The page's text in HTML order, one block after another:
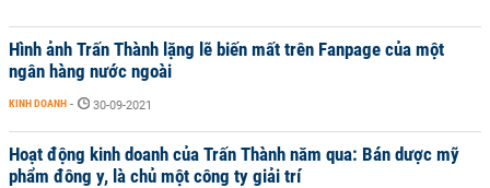
Hình ảnh Trấn Thành lặng lẽ biến mất trên Fanpage của một
ngân hàng nước ngoài
KINH DOANH - 30-09-2021
Hoạt động kinh doanh của Trấn Thành năm qua: Bán dược mỹ
phẩm đông y, là chủ một công ty giải trí